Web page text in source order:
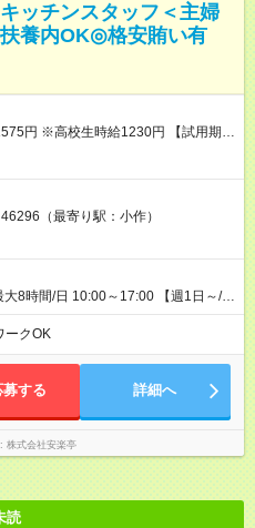
ッチンスタッフ＜主婦
扶養内OK◎格安賄い有
【試用期
の長さ：12ヶ月 雇用形態、給与は本
12ヶ月の間で、合計30時間の試用期
（最寄り駅：小作）
8時間/日 10:00～17:00 【週1日～/1
ー勤務ももちろん大歓迎！ 「子ど
ランチタイムだけ」 など、家庭の予
ークOK
募する 詳細へ
株式会社安楽亭
読